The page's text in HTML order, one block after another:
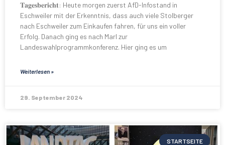
𝐓𝐚𝐠𝐞𝐬𝐛𝐞𝐫𝐢𝐜𝐡𝐭: Heute morgen zuerst AfD-Infostand in
Eschweiler mit der Erkenntnis, dass auch viele Stolberger
nach Eschweiler zum Einkaufen fahren, für uns ein voller
Erfolg. Danach ging es nach Marl zur
Landeswahlprogrammkonferenz. Hier ging es um
Weiterlesen »
29. September 2024
STARTSEITE